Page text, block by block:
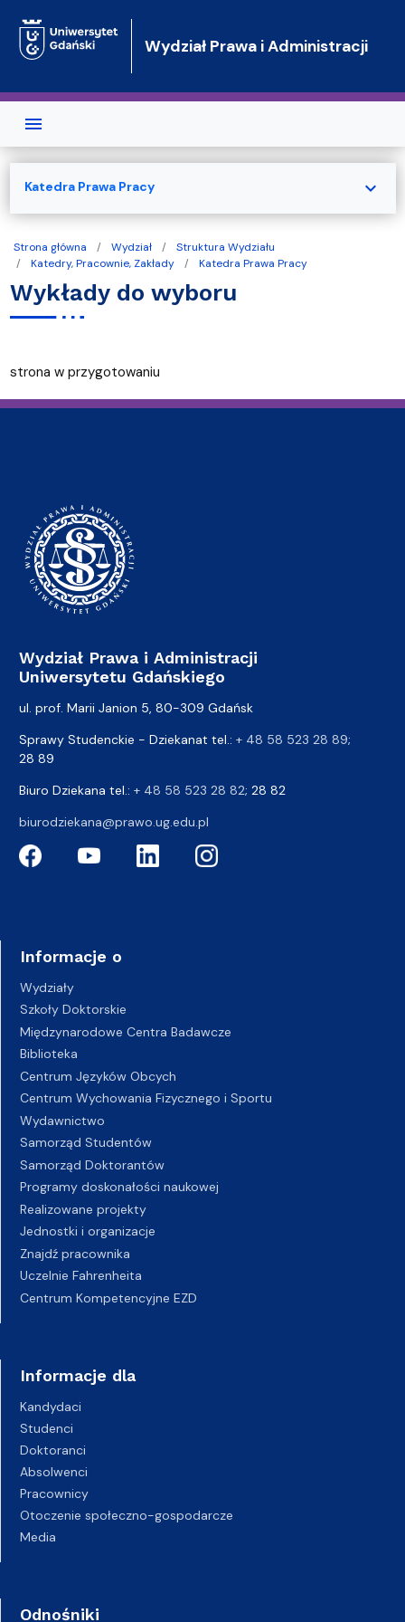
Wydział Prawa i Administracji
Strona główna Wydział
Struktura Wydziału
Katedry, Pracownie, Zakłady
Katedra Prawa Pracy
Wykłady do wyboru
strona w przygotowaniu
Katedra Prawa Pracy expand_more
Wydział Prawa i Administracji
Uniwersytetu Gdańskiego
ul. prof. Marii Janion 5, 80-309 Gdańsk
Sprawy Studenckie - Dziekanat tel.: + 48 58 523 28 89;
28 89
Biuro Dziekana tel.: + 48 58 523 28 82; 28 82
biurodziekana@prawo.ug.edu.pl
Informacje o
Wydziały
Szkoły Doktorskie
Międzynarodowe Centra Badawcze
Biblioteka
Centrum Języków Obcych
Centrum Wychowania Fizycznego i Sportu
Wydawnictwo
Samorząd Studentów
Samorząd Doktorantów
Programy doskonałości naukowej
Realizowane projekty
Jednostki i organizacje
Znajdź pracownika
Uczelnie Fahrenheita
Centrum Kompetencyjne EZD
Informacje dla
Kandydaci
Studenci
Doktoranci
Absolwenci
Pracownicy
Otoczenie społeczno-gospodarcze
Media
Odnośniki